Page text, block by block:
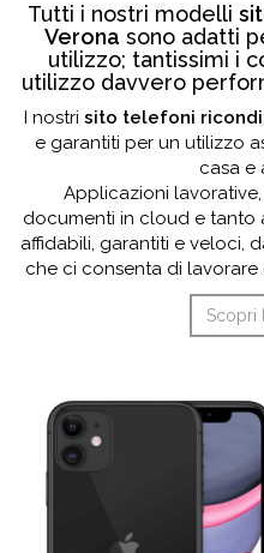
Tutti i nostri modelli
Verona sono adatti
utilizzo; tantissimi i
utilizzo davvero
I nostri sito telefoni
e garantiti per un utilizzo
casa e
Applicazioni
documenti in cloud e tanto
affidabili, garantiti e veloci,
che ci consenta di lavorare
Scopri